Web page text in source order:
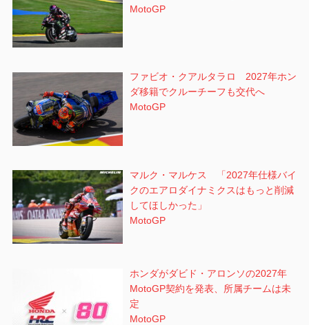
MotoGP
ファビオ・クアルタラロ 2027年ホン
ダ移籍でクルーチーフも交代へ
MotoGP
マルク・マルケス 「2027年仕様バイ
クのエアロダイナミクスはもっと削減
してほしかった」
MotoGP
ホンダがダビド・アロンソの2027年
MotoGP契約を発表、所属チームは未
定
MotoGP